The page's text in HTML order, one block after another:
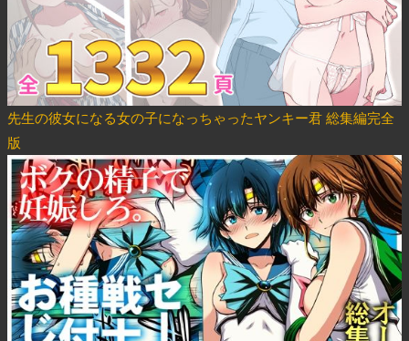
先生の彼女になる女の子になっちゃったヤンキー君 総集編完全
版